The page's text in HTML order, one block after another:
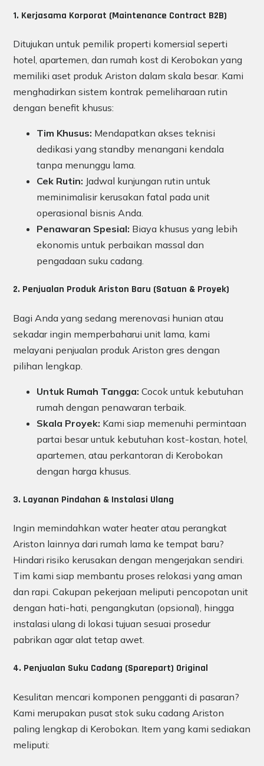
1. Kerjasama Korporat (Maintenance Contract B2B)
Ditujukan untuk pemilik properti komersial seperti
hotel, apartemen, dan rumah kost di Kerobokan yang
memiliki aset produk Ariston dalam skala besar. Kami
menghadirkan sistem kontrak pemeliharaan rutin
dengan benefit khusus:
Tim Khusus: Mendapatkan akses teknisi
dedikasi yang standby menangani kendala
tanpa menunggu lama.
Cek Rutin: Jadwal kunjungan rutin untuk
meminimalisir kerusakan fatal pada unit
operasional bisnis Anda.
Penawaran Spesial: Biaya khusus yang lebih
ekonomis untuk perbaikan massal dan
pengadaan suku cadang.
2. Penjualan Produk Ariston Baru (Satuan & Proyek)
Bagi Anda yang sedang merenovasi hunian atau
sekadar ingin memperbaharui unit lama, kami
melayani penjualan produk Ariston gres dengan
pilihan lengkap.
Untuk Rumah Tangga: Cocok untuk kebutuhan
rumah dengan penawaran terbaik.
Skala Proyek: Kami siap memenuhi permintaan
partai besar untuk kebutuhan kost-kostan, hotel,
apartemen, atau perkantoran di Kerobokan
dengan harga khusus.
3. Layanan Pindahan & Instalasi Ulang
Ingin memindahkan water heater atau perangkat
Ariston lainnya dari rumah lama ke tempat baru?
Hindari risiko kerusakan dengan mengerjakan sendiri.
Tim kami siap membantu proses relokasi yang aman
dan rapi. Cakupan pekerjaan meliputi pencopotan unit
dengan hati-hati, pengangkutan (opsional), hingga
instalasi ulang di lokasi tujuan sesuai prosedur
pabrikan agar alat tetap awet.
4. Penjualan Suku Cadang (Sparepart) Original
Kesulitan mencari komponen pengganti di pasaran?
Kami merupakan pusat stok suku cadang Ariston
paling lengkap di Kerobokan. Item yang kami sediakan
meliputi: